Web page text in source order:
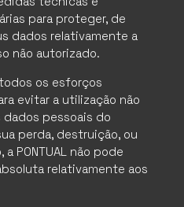
para proteger, de
dados relativamente a
não autorizado.
todos os esforços
evitar a utilização não
pessoais do
perda, destruição, ou
PONTUAL não pode
relativamente aos